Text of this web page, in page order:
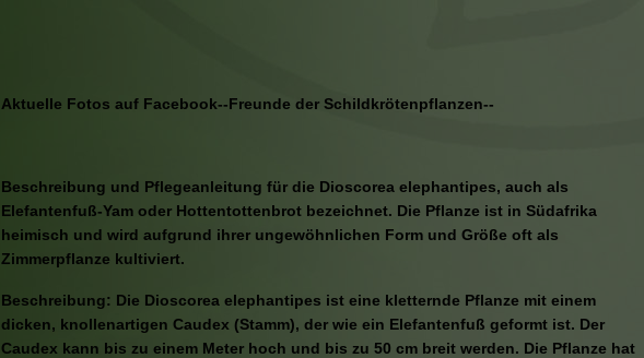
Aktuelle Fotos auf Facebook--Freunde der Schildkrötenpflanzen--
Beschreibung und Pflegeanleitung für die Dioscorea elephantipes, auch als
Elefantenfuß-Yam oder Hottentottenbrot bezeichnet. Die Pflanze ist in Südafrika
heimisch und wird aufgrund ihrer ungewöhnlichen Form und Größe oft als
Zimmerpflanze kultiviert.
Beschreibung: Die Dioscorea elephantipes ist eine kletternde Pflanze mit einem
dicken, knollenartigen Caudex (Stamm), der wie ein Elefantenfuß geformt ist. Der
Caudex kann bis zu einem Meter hoch und bis zu 50 cm breit werden. Die Pflanze hat